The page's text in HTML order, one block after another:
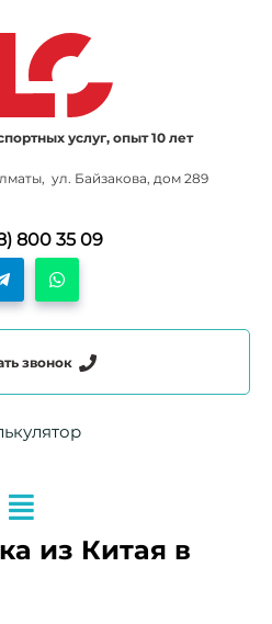
услуг, опыт 10 лет
ул. Байзакова, дом 289
800 35 09
звонок
из Китая в